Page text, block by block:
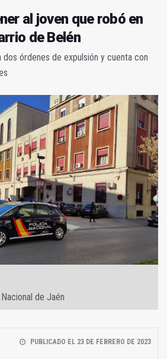
al joven que robó en
de Belén
órdenes de expulsión y cuenta con
de Jaén
PUBLICADO EL 23 DE FEBRERO DE 2023